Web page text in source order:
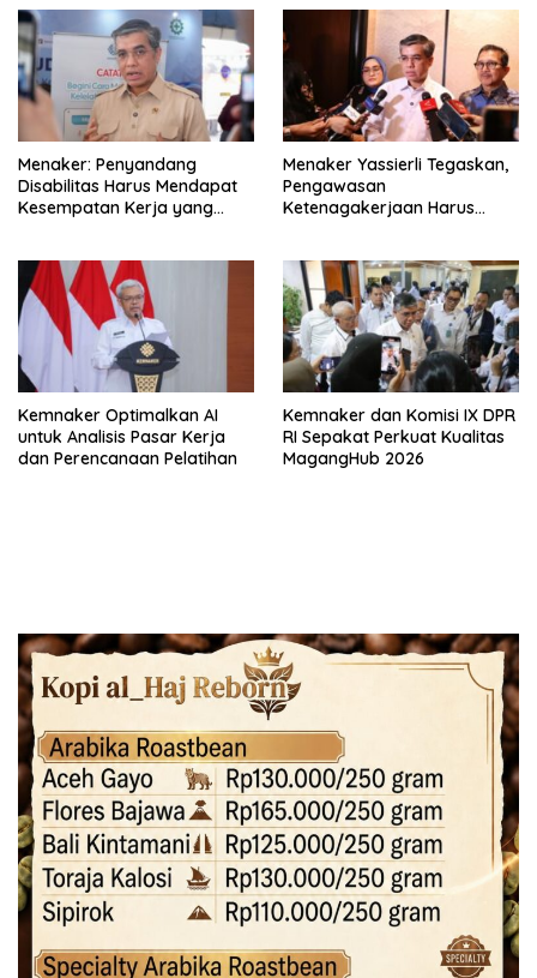
Menaker: Penyandang
Disabilitas Harus Mendapat
Kesempatan Kerja yang
Menaker Yassierli Tegaskan,
Pengawasan
Ketenagakerjaan Harus
Kemnaker Optimalkan AI
untuk Analisis Pasar Kerja
dan Perencanaan Pelatihan
Kemnaker dan Komisi IX DPR
RI Sepakat Perkuat Kualitas
MagangHub 2026